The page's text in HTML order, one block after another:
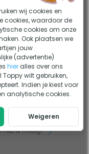
vijvergebruik. De
levensduur en
’m geschikt voor
beeklopen, zonder
10 meter kabel
op de plek die voor
voor droge
Buiten de vijver
je vijver!
heb ik nodig?
wij cookies en
cookies, waardoor de
cookies om onze
Ook plaatsen we
jouw
(advertentie)
hier alles over ons
wilt gebruiken,
Indien je kiest voor
analytische cookies.
Weigeren